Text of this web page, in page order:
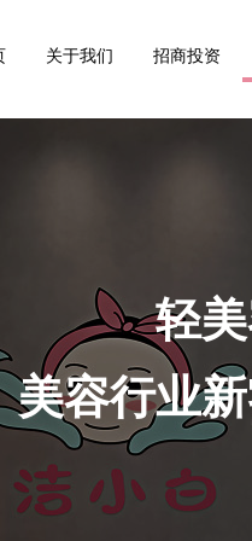
关于我们 招商投资
轻
美容行业